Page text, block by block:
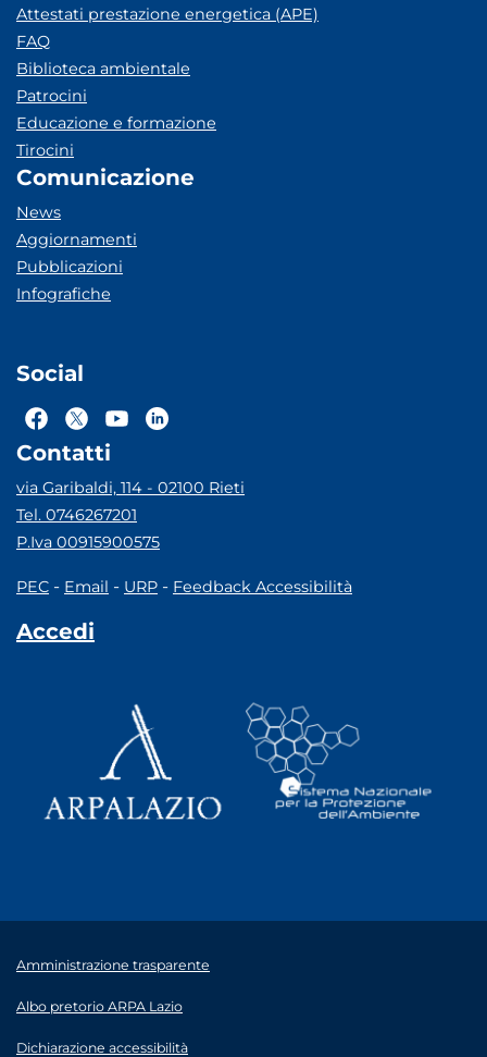
Attestati prestazione energetica (APE)
FAQ
Biblioteca ambientale
Patrocini
Educazione e formazione
Tirocini
Comunicazione
News
Aggiornamenti
Pubblicazioni
Infografiche
Social
Contatti
via Garibaldi, 114 - 02100 Rieti
Tel. 0746267201
P.Iva 00915900575
PEC - Email - URP - Feedback Accessibilità
Accedi
Amministrazione trasparente
Albo pretorio ARPA Lazio
Dichiarazione accessibilità